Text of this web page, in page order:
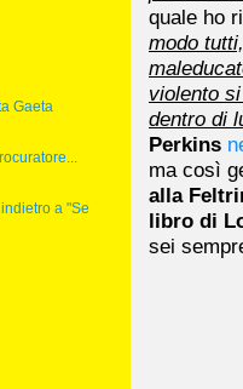
Gaeta
a "Se
quale ho
modo
violento
dentro di
Perkins
ma così
alla
libro di
sei